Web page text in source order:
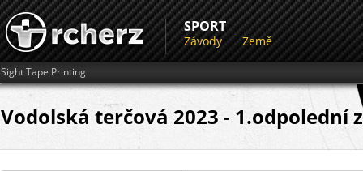
SPORT
Závody Země
Sight Tape Printing
Vodolská terčová 2023 - 1.odpolední